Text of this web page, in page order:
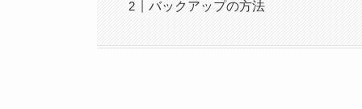
バックアップの方法